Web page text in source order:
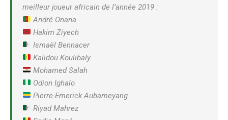
meilleur joueur africain de l’année 2019 :
André Onana
Hakim Ziyech
Ismaël Bennacer
Kalidou Koulibaly
Mohamed Salah
Odion Ighalo
Pierre-Emerick Aubameyang
Riyad Mahrez